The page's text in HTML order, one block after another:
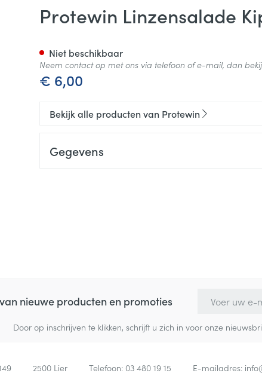
Groentjes 270g
Protewin Linzensalade
€ 6,00
Niet beschikbaar
Neem contact op met ons via telefoon of e-mail, dan
Bekijk alle producten van Protewin
Gegevens
nieuwe producten en promoties
Door op inschrijven te klikken, schrijft u zich in voor onze
2500 Lier Telefoon: 03 480 19 15 E-mailadres: